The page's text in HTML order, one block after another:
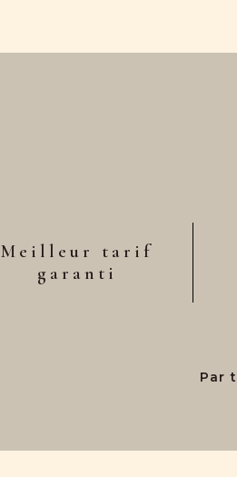
Meilleur tarif
garanti
Par